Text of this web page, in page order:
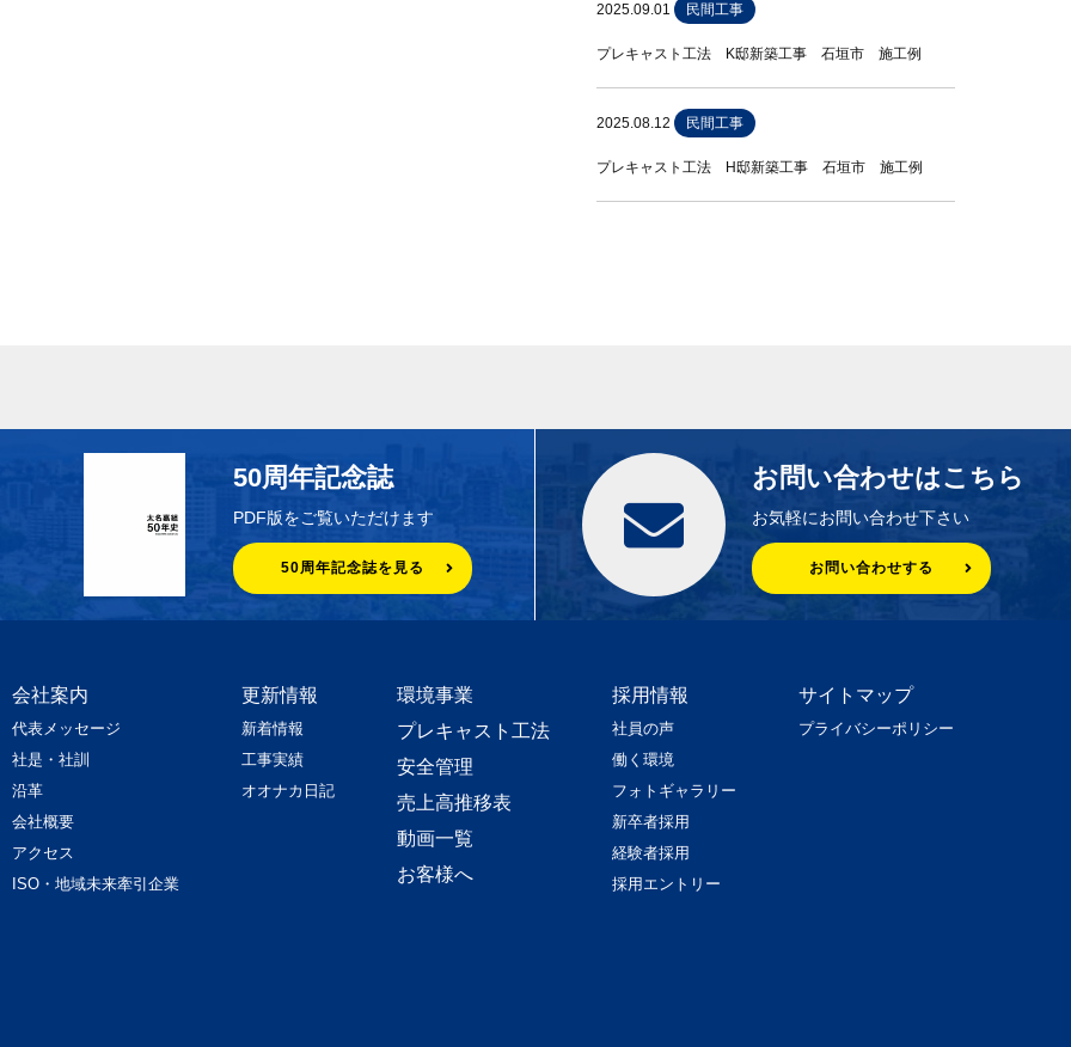
2025.09.01 民間工事
プレキャスト工法 K邸新築工事 石垣市 施工例
2025.08.12 民間工事
プレキャスト工法 H邸新築工事 石垣市 施工例
50周年記念誌
PDF版をご覧いただけます
50周年記念誌を見る
お問い合わせはこちら
お気軽にお問い合わせ下さい
お問い合わせする
会社案内
代表メッセージ
社是・社訓
沿革
会社概要
アクセス
ISO・地域未来牽引企業
更新情報
新着情報
工事実績
オオナカ日記
環境事業
プレキャスト工法
安全管理
売上高推移表
動画一覧
お客様へ
採用情報
社員の声
働く環境
フォトギャラリー
新卒者採用
経験者採用
採用エントリー
サイトマップ
プライバシーポリシー